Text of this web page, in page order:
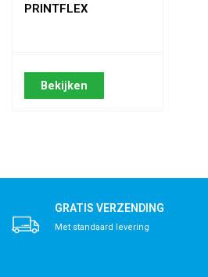
PRINTFLEX
Bekijken
GRATIS VERZENDING
Met standaard levering